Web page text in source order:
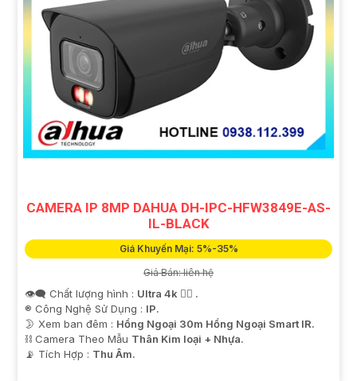
CAMERA IP 8MP DAHUA DH-IPC-HFW3849E-AS-
IL-BLACK
Giá Khuyến Mại: 5%-35%
Giá Bán: liên hệ
👁️‍🗨 Chất lượng hình : Ultra 4k 👍🏾 .
®️ Công Nghệ Sử Dụng : IP.
🌛 Xem ban đêm : Hồng Ngoại 30m Hồng Ngoại Smart IR.
⛓ Camera Theo Mẫu Thân Kim loại + Nhựa.
️📡 Tích Hợp : Thu Âm.